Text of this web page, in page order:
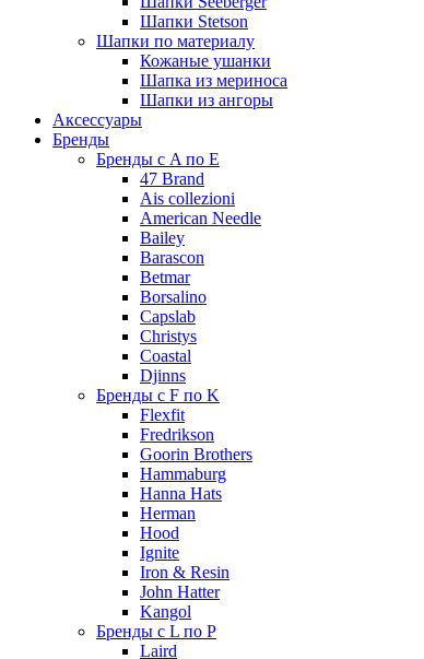
Шапки Stetson
Шапки по материалу
Кожаные ушанки
Шапка из мериноса
Шапки из ангоры
Аксессуары
Бренды
Бренды с A по E
47 Brand
Ais collezioni
American Needle
Bailey
Barascon
Betmar
Borsalino
Capslab
Christys
Coastal
Djinns
Бренды с F по K
Flexfit
Fredrikson
Goorin Brothers
Hammaburg
Hanna Hats
Herman
Hood
Ignite
Iron & Resin
John Hatter
Kangol
Бренды с L по P
Laird